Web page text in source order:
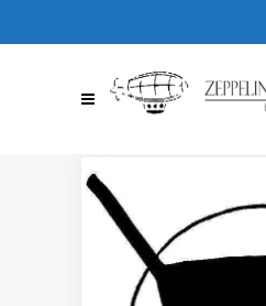
367095123
gs.de